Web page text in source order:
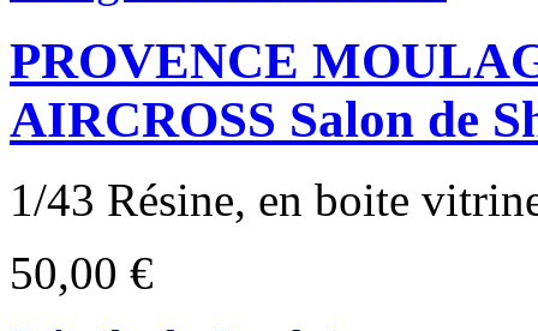
PROVENCE
AIRCROSS Salon de
1/43 Résine, en boite
50,00 €